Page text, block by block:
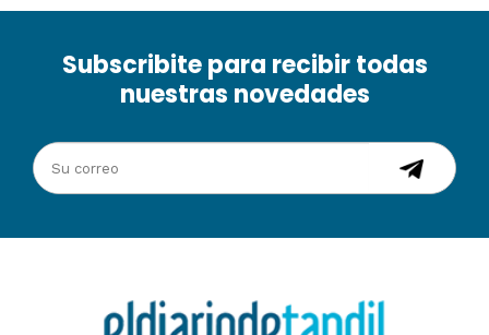
Subscribite para recibir todas
nuestras novedades